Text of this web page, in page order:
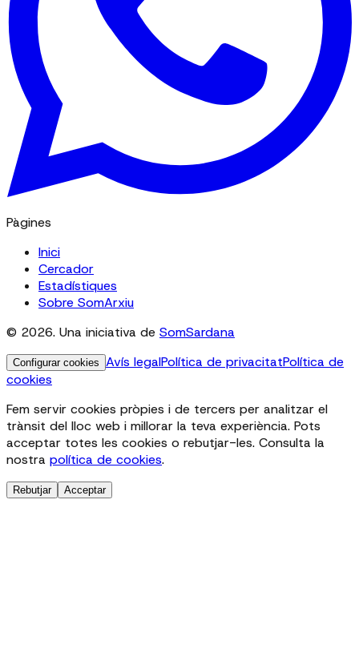
Pàgines
Inici
Cercador
Estadístiques
Sobre SomArxiu
© 2026. Una iniciativa de SomSardana
Configurar cookies Avís legalPolítica de privacitatPolítica de
cookies
Fem servir cookies pròpies i de tercers per analitzar el
trànsit del lloc web i millorar la teva experiència. Pots
acceptar totes les cookies o rebutjar-les. Consulta la
nostra política de cookies.
Rebutjar Acceptar